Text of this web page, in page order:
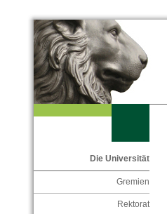
Die Universität
Gremien
Rektorat